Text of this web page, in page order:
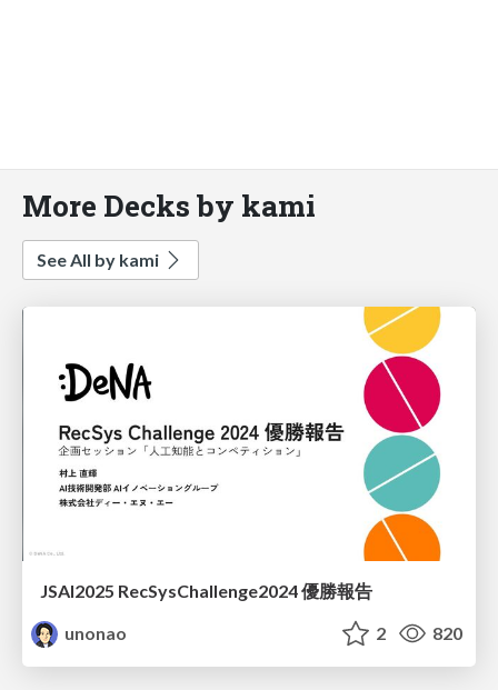
More Decks by kami
See All by kami
JSAI2025 RecSysChallenge2024 優勝報告
unonao
2 820